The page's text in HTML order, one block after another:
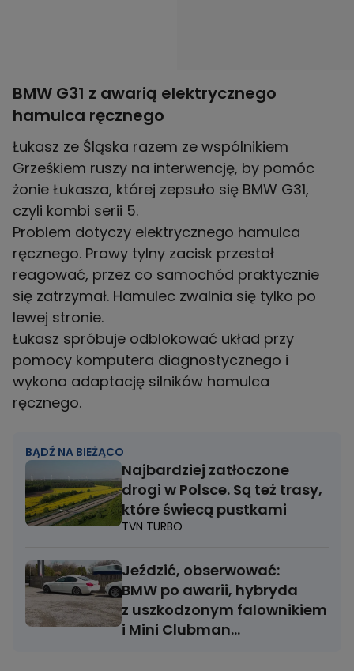
BMW G31 z awarią elektrycznego
hamulca ręcznego
Łukasz ze Śląska razem ze wspólnikiem
Grześkiem ruszy na interwencję, by pomóc
żonie Łukasza, której zepsuło się BMW G31,
czyli kombi serii 5.
Problem dotyczy elektrycznego hamulca
ręcznego. Prawy tylny zacisk przestał
reagować, przez co samochód praktycznie
się zatrzymał. Hamulec zwalnia się tylko po
lewej stronie.
Łukasz spróbuje odblokować układ przy
pomocy komputera diagnostycznego i
wykona adaptację silników hamulca
ręcznego.
BĄDŹ NA BIEŻĄCO
Najbardziej zatłoczone
drogi w Polsce. Są też trasy,
które świecą pustkami
TVN TURBO
Jeździć, obserwować:
BMW po awarii, hybryda
z uszkodzonym falownikiem
i Mini Clubman